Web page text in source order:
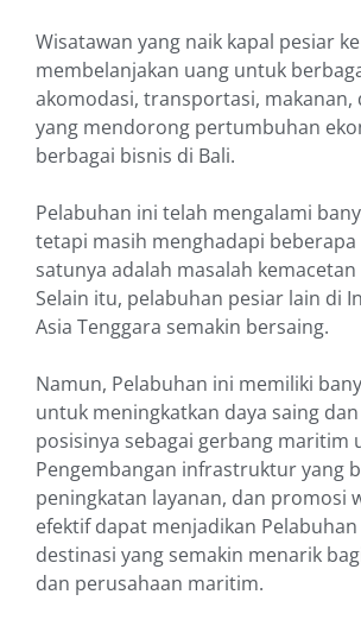
Wisatawan yang naik kapal pesiar
membelanjakan uang untuk
akomodasi, transportasi, makanan,
yang mendorong pertumbuhan
berbagai bisnis di Bali.
Pelabuhan ini telah mengalami
tetapi masih menghadapi beberapa
satunya adalah masalah
Selain itu, pelabuhan pesiar lain di
Asia Tenggara semakin bersaing.
Namun, Pelabuhan ini memiliki
untuk meningkatkan daya saing
posisinya sebagai gerbang maritim
Pengembangan infrastruktur yang
peningkatan layanan, dan promosi
efektif dapat menjadikan Pelabuhan
destinasi yang semakin menarik
dan perusahaan maritim.